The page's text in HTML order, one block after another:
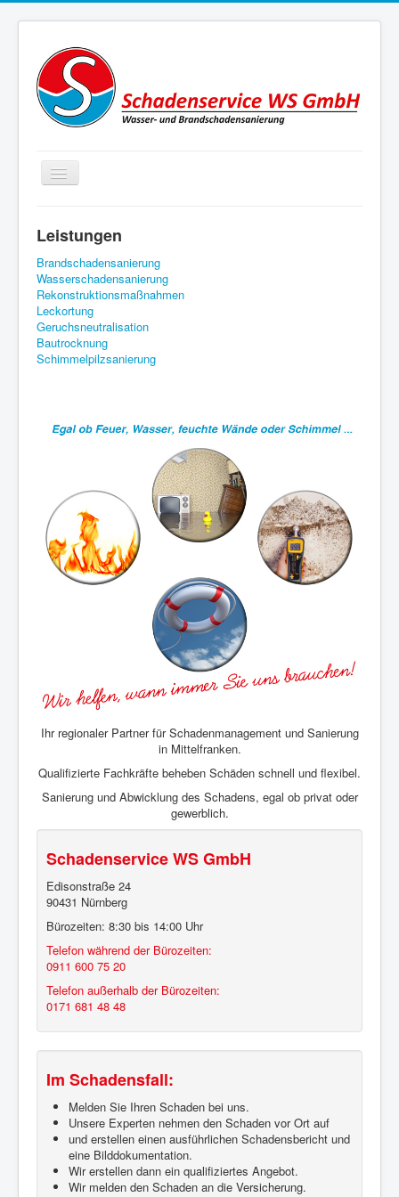
Toggle
Navigation
Über uns
Kontakt / Impressum / Datenschutz
Leistungen
Brandschadensanierung
Wasserschadensanierung
Rekonstruktionsmaßnahmen
Leckortung
Geruchsneutralisation
Bautrocknung
Schimmelpilzsanierung
Ihr regionaler Partner für Schadenmanagement und Sanierung
in Mittelfranken.
Qualifizierte Fachkräfte beheben Schäden schnell und flexibel.
Sanierung und Abwicklung des Schadens, egal ob privat oder
gewerblich.
Schadenservice WS GmbH
Edisonstraße 24
90431 Nürnberg
Bürozeiten: 8:30 bis 14:00 Uhr
Telefon während der Bürozeiten:
0911 600 75 20
Telefon außerhalb der Bürozeiten:
0171 681 48 48
Im Schadensfall:
Melden Sie Ihren Schaden bei uns.
Unsere Experten nehmen den Schaden vor Ort auf
und erstellen einen ausführlichen Schadensbericht und
eine Bilddokumentation.
Wir erstellen dann ein qualifiziertes Angebot.
Wir melden den Schaden an die Versicherung.